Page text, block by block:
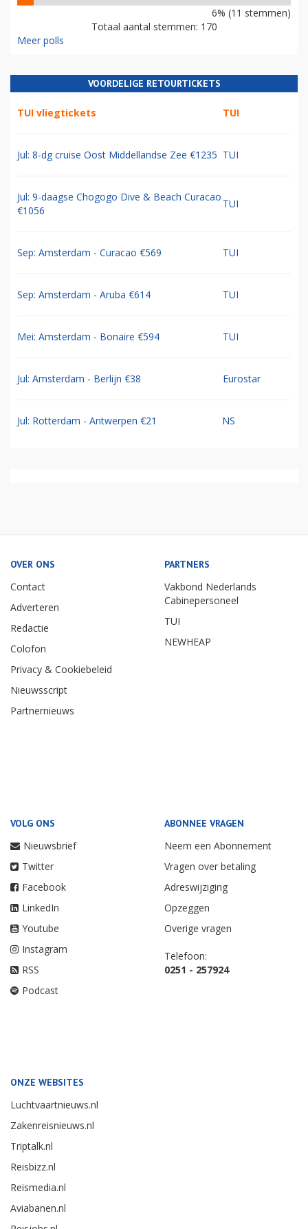
6% (11 stemmen)
Totaal aantal stemmen: 170
Meer polls
VOORDELIGE RETOURTICKETS
TUI vliegtickets TUI
Jul: 8-dg cruise Oost Middellandse Zee €1235 TUI
Jul: 9-daagse Chogogo Dive & Beach Curacao
€1056
TUI
Sep: Amsterdam - Curacao €569 TUI
Sep: Amsterdam - Aruba €614 TUI
Mei: Amsterdam - Bonaire €594 TUI
Jul: Amsterdam - Berlijn €38 Eurostar
Jul: Rotterdam - Antwerpen €21 NS
OVER ONS
Contact
Adverteren
Redactie
Colofon
Privacy & Cookiebeleid
Nieuwsscript
Partnernieuws
PARTNERS
Vakbond Nederlands
Cabinepersoneel
TUI
NEWHEAP
VOLG ONS
Nieuwsbrief
Twitter
Facebook
LinkedIn
Youtube
Instagram
RSS
Podcast
ABONNEE VRAGEN
Neem een Abonnement
Vragen over betaling
Adreswijziging
Opzeggen
Overige vragen
Telefoon:
0251 - 257924
ONZE WEBSITES
Luchtvaartnieuws.nl
Zakenreisnieuws.nl
Triptalk.nl
Reisbizz.nl
Reismedia.nl
Aviabanen.nl